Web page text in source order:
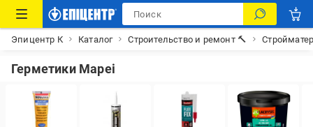
Эпицентр К Каталог Строительство и ремонт 🔨
Герметики Mapei